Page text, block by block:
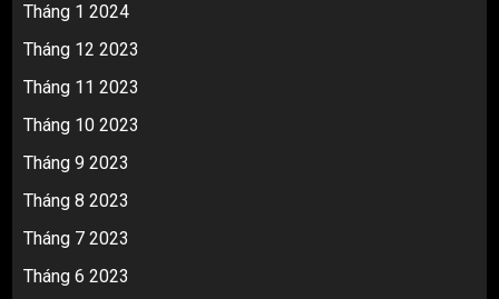
Tháng 1 2024
Tháng 12 2023
Tháng 11 2023
Tháng 10 2023
Tháng 9 2023
Tháng 8 2023
Tháng 7 2023
Tháng 6 2023